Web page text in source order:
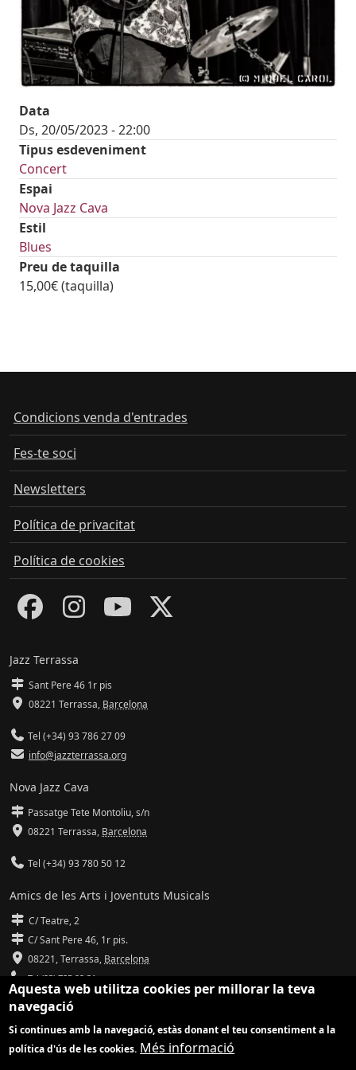
Data
Ds, 20/05/2023 - 22:00
Tipus esdeveniment
Concert
Espai
Nova Jazz Cava
Estil
Blues
Preu de taquilla
15,00€ (taquilla)
Condicions venda d'entrades
Fes-te soci
Newsletters
Política de privacitat
Política de cookies
Jazz Terrassa
Sant Pere 46 1r pis
08221 Terrassa, Barcelona
Tel (+34) 93 786 27 09
info@jazzterrassa.org
Nova Jazz Cava
Passatge Tete Montoliu, s/n
08221 Terrassa, Barcelona
Tel (+34) 93 780 50 12
Amics de les Arts i Joventuts Musicals
C/ Teatre, 2
C/ Sant Pere 46, 1r pis.
08221,Terrassa, Barcelona
Tel (93) 785 92 31
info@amicsdelesarts-jjmm.cat
www.amicsdelesarts-jjmm.cat
Aquesta web utilitza cookies per millorar la teva
navegació
Si continues amb la navegació, estàs donant el teu consentiment a la
política d'ús de les cookies. Més informació